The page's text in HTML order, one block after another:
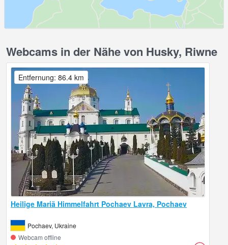
Webcams in der Nähe von Husky, Riwne
Heilige Mariä Himmelfahrt Pochaev Lavra, Pochaev
Pochaev, Ukraine
Webcam offline
Entfernung: 86.4 km